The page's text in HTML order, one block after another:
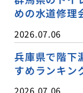
めの水道修理
2026.07.06
兵庫県で階下
すめランキン
2026.07.06